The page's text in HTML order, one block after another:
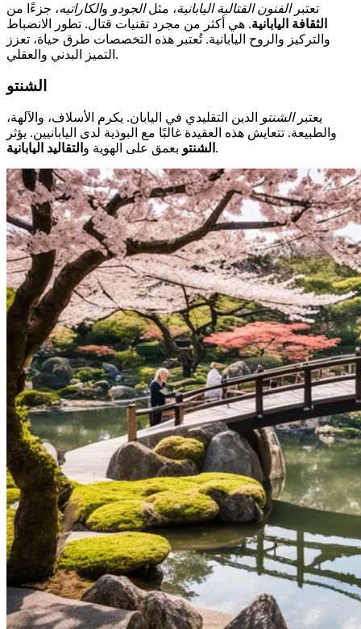
تعتبرالفنون القتالية اليابانية، مثلالجودو والكاراتيه، جزءًا من
الثقافة اليابانية. هي أكثر من مجرد تقنيات قتال. تطور الانضباط
والتركيز والروح اليابانية. تُعتبر هذه التخصصات طرق حياة، تعزز
التميز البدني والعقلي.
الشنتو
يعتبرالشنتو
الدين التقليدي في اليابان. يكرم الأسلاف، والآلهة،
والطبيعة. تتعايش هذه العقيدة غالبًا مع البوذية لدى اليابانيين. يؤثر
الشنتو بعمق على الهوية و التقاليد اليابانية .